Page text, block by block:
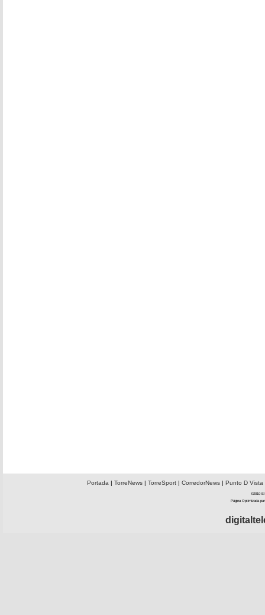
Portada | TorreNews| TorreSport| CorredorNews| Punto D Vista
©2010 El
Página Optimizada